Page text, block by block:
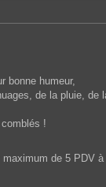
bonne humeur,
de la pluie,
!
de 5 PDV